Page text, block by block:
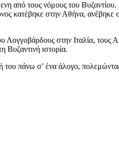
από τους νόμους του
κατέβηκε στην Αθήνα,
Λογγοβάρδους στην Ιταλία, τους
Βυζαντινή ιστορία.
του πάνω σ’ ένα άλογο,